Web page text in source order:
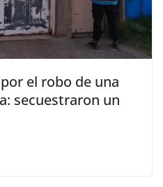
el robo de una
secuestraron un